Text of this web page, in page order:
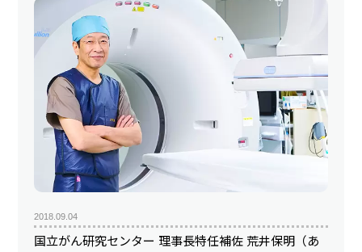
2018.09.04
国立がん研究センター 理事長特任補佐 荒井保明（あ